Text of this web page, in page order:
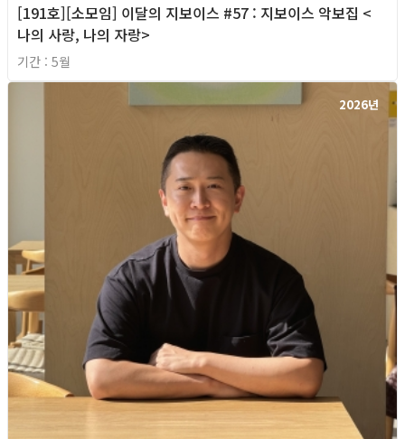
[191호][소모임] 이달의 지보이스 #57 : 지보이스 악보집 <
나의 사랑, 나의 자랑>
기간 : 5월
2026년